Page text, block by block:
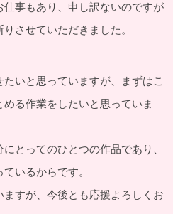
事もあり、申し訳ないのですが
させていただきました。
いと思っていますが、まずはこ
る作業をしたいと思っていま
とってのひとつの作品であり、
いるからです。
すが、今後とも応援よろしくお